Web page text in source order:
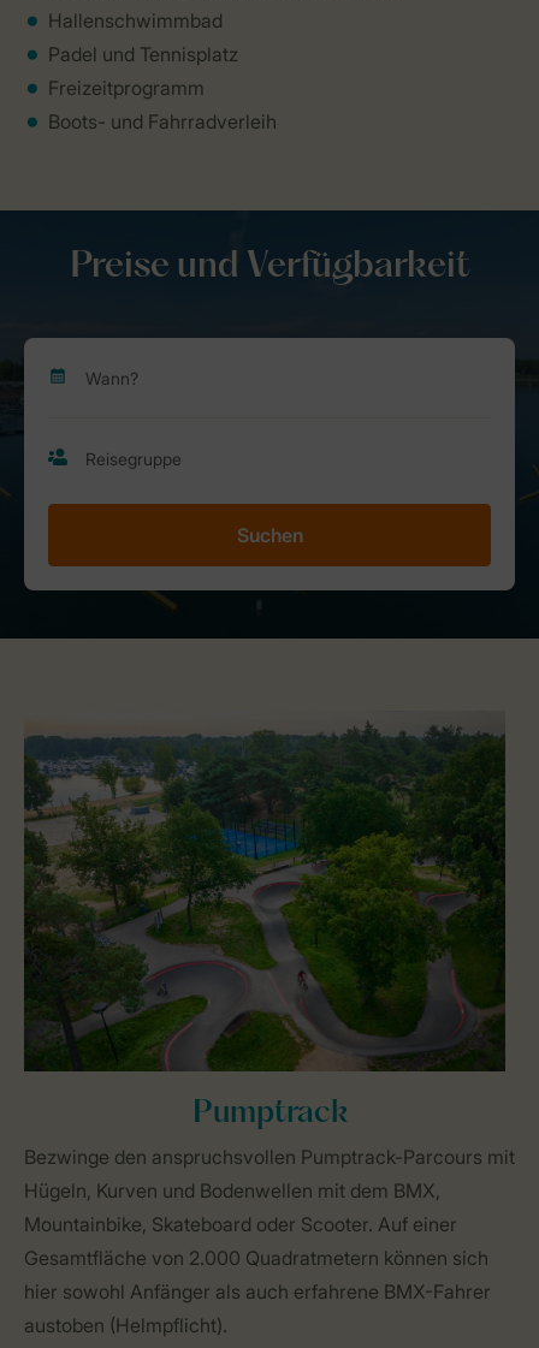
Hallenschwimmbad
Padel und Tennisplatz
Freizeitprogramm
Boots- und Fahrradverleih
Preise und Verfügbarkeit
Suchen
Pumptrack
Bezwinge den anspruchsvollen Pumptrack-Parcours mit
Hügeln, Kurven und Bodenwellen mit dem BMX,
Mountainbike, Skateboard oder Scooter. Auf einer
Gesamtfläche von 2.000 Quadratmetern können sich
hier sowohl Anfänger als auch erfahrene BMX-Fahrer
austoben (Helmpflicht).